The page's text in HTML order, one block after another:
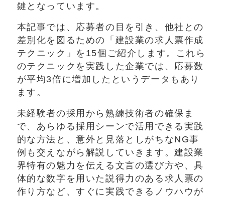
鍵となっています。
本記事では、応募者の目を引き、他社との
差別化を図るための「建設業の求人票作成
テクニック」を15個ご紹介します。これら
のテクニックを実践した企業では、応募数
が平均3倍に増加したというデータもあり
ます。
未経験者の採用から熟練技術者の確保ま
で、あらゆる採用シーンで活用できる実践
的な方法と、意外と見落としがちなNG事
例も交えながら解説していきます。建設業
界特有の魅力を伝える文言の選び方や、具
体的な数字を用いた説得力のある求人票の
作り方など、すぐに実践できるノウハウが